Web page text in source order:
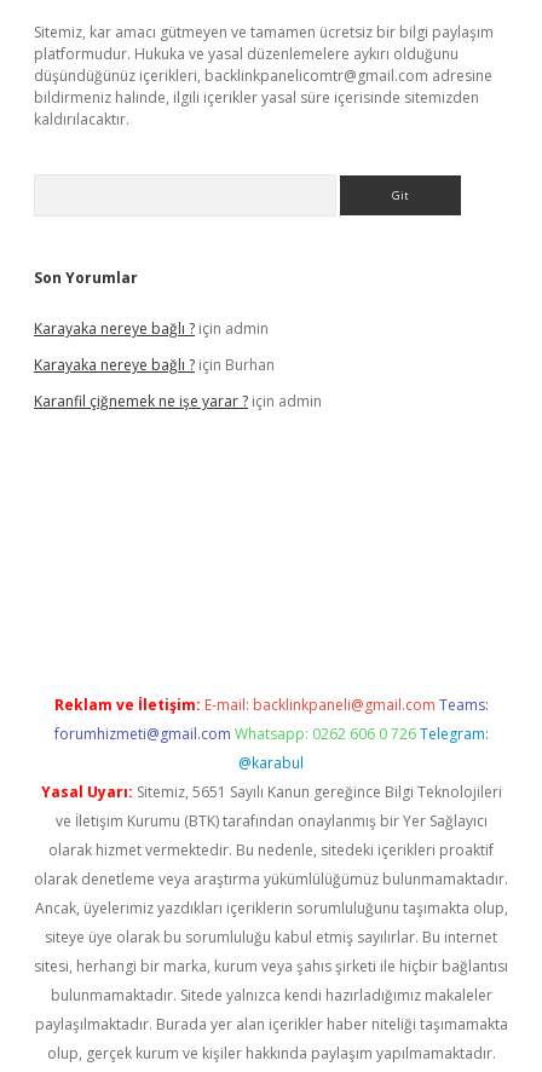
Sitemiz, kar amacı gütmeyen ve tamamen ücretsiz bir bilgi paylaşım
platformudur. Hukuka ve yasal düzenlemelere aykırı olduğunu
düşündüğünüz içerikleri, backlinkpanelicomtr@gmail.com adresine
bildirmeniz halinde, ilgili içerikler yasal süre içerisinde sitemizden
kaldırılacaktır.
Son Yorumlar
Karayaka nereye bağlı ? için admin
Karayaka nereye bağlı ? için Burhan
Karanfil çiğnemek ne işe yarar ? için admin
Reklam ve İletişim: E-mail: backlinkpaneli@gmail.com Teams:
forumhizmeti@gmail.com Whatsapp: 0262 606 0 726 Telegram:
@karabul
Yasal Uyarı: Sitemiz, 5651 Sayılı Kanun gereğince Bilgi Teknolojileri
ve İletişim Kurumu (BTK) tarafından onaylanmış bir Yer Sağlayıcı
olarak hizmet vermektedir. Bu nedenle, sitedeki içerikleri proaktif
olarak denetleme veya araştırma yükümlülüğümüz bulunmamaktadır.
Ancak, üyelerimiz yazdıkları içeriklerin sorumluluğunu taşımakta olup,
siteye üye olarak bu sorumluluğu kabul etmiş sayılırlar. Bu internet
sitesi, herhangi bir marka, kurum veya şahıs şirketi ile hiçbir bağlantısı
bulunmamaktadır. Sitede yalnızca kendi hazırladığımız makaleler
paylaşılmaktadır. Burada yer alan içerikler haber niteliği taşımamakta
olup, gerçek kurum ve kişiler hakkında paylaşım yapılmamaktadır.